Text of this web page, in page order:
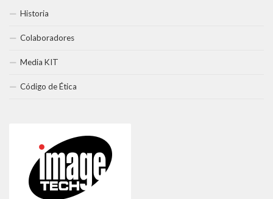
Historia
Colaboradores
Media KIT
Código de Ética